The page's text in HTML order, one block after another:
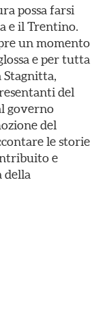
possa farsi
e il Trentino.
un momento
e per tutta
Stagnitta,
del
governo
del
le storie
e
della